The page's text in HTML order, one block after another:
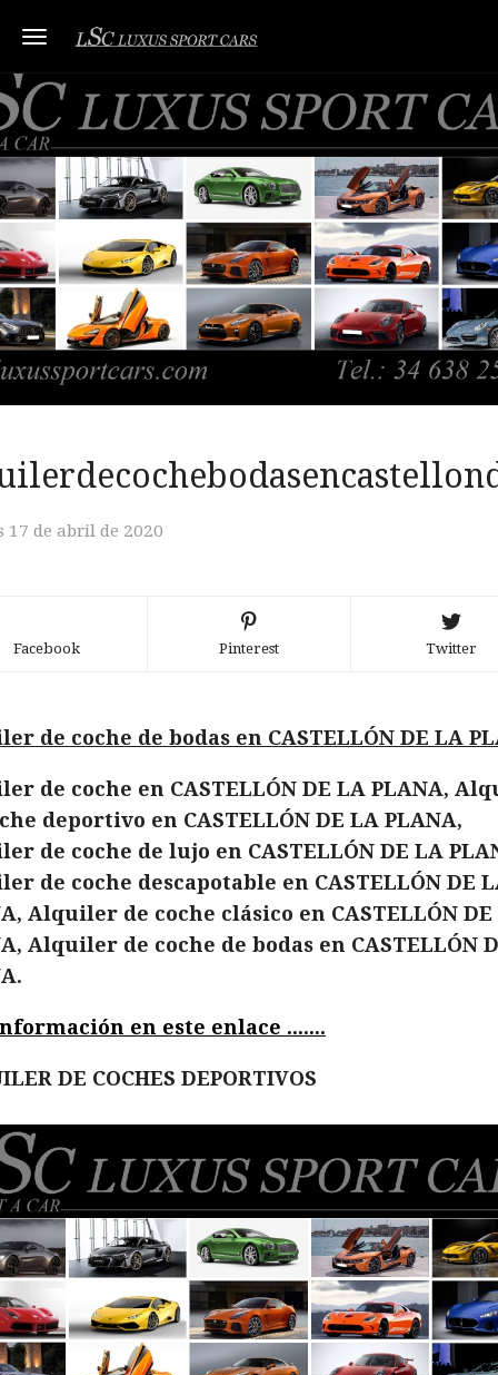
Toggle navigation
17 de abril de 2020
Facebook Pinterest Twitter
de coche de bodas en CASTELLÓN DE LA
de coche en CASTELLÓN DE LA PLANA,
deportivo en CASTELLÓN DE LA PLANA,
de coche de lujo en CASTELLÓN DE LA
de coche descapotable en CASTELLÓN DE
Alquiler de coche clásico en CASTELLÓN DE
Alquiler de coche de bodas en CASTELLÓN
en este enlace .......
DE COCHES DEPORTIVOS